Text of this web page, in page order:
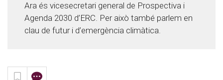
Ara és vicesecretari general de Prospectiva i
Agenda 2030 d’ERC. Per això també parlem en
clau de futur i d’emergència climàtica.